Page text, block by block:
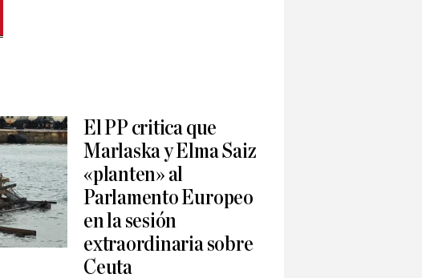
El PP critica que
Marlaska y Elma Saiz
«planten» al
Parlamento Europeo
en la sesión
extraordinaria sobre
Ceuta